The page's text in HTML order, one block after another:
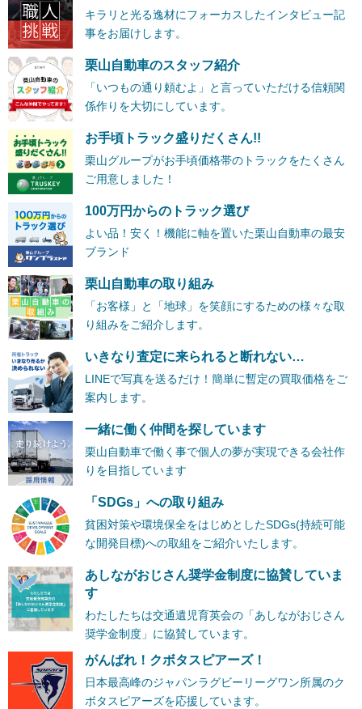
キラリと光る逸材にフォーカスしたインタビュー記
事をお届けします。
栗山自動車のスタッフ紹介
「いつもの通り頼むよ」と言っていただける信頼関
係作りを大切にしています。
お手頃トラック盛りだくさん!!
栗山グループがお手頃価格帯のトラックをたくさん
ご用意しました！
100万円からのトラック選び
よい品！安く！機能に軸を置いた栗山自動車の最安
ブランド
栗山自動車の取り組み
「お客様」と「地球」を笑顔にするための様々な取
り組みをご紹介します。
いきなり査定に来られると断れない…
LINEで写真を送るだけ！簡単に暫定の買取価格をご
案内します。
一緒に働く仲間を探しています
栗山自動車で働く事で個人の夢が実現できる会社作
りを目指しています
「SDGs」への取り組み
貧困対策や環境保全をはじめとしたSDGs(持続可能
な開発目標)への取組をご紹介いたします。
あしながおじさん奨学金制度に協賛していま
す
わたしたちは交通遺児育英会の「あしながおじさん
奨学金制度」に協賛しています。
がんばれ！クボタスピアーズ！
日本最高峰のジャパンラグビーリーグワン所属のク
ボタスピアーズを応援しています。